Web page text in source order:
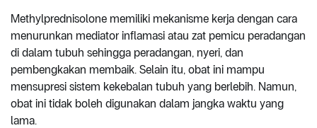
Methylprednisolone memiliki mekanisme kerja dengan cara
menurunkan mediator inflamasi atau zat pemicu peradangan
di dalam tubuh sehingga peradangan, nyeri, dan
pembengkakan membaik. Selain itu, obat ini mampu
mensupresi sistem kekebalan tubuh yang berlebih. Namun,
obat ini tidak boleh digunakan dalam jangka waktu yang
lama.